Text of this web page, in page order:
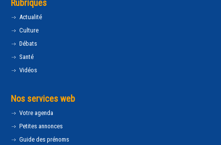
Rubriques
Actualité
Culture
Débats
Santé
Vidéos
Nos services web
Votre agenda
Petites annonces
Guide des prénoms